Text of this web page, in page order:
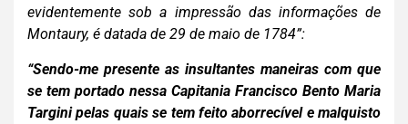
evidentemente sob a impressão das informações de
Montaury, é datada de 29 de maio de 1784”:
“Sendo-me presente as insultantes maneiras com que
se tem portado nessa Capitania Francisco Bento Maria
Targini pelas quais se tem feito aborrecível e malquisto